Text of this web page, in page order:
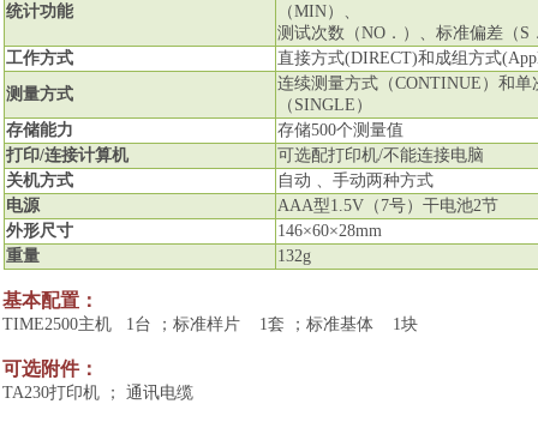
统计功能
（MIN）、
测试次数（NO ．）、标准偏差（ S
工作方式
直接方式(DIRECT)和成组方式
测量方式
连续测量方式（CONTINUE ）和单
（ SINGLE ）
存储能力
存储500个测量值
打印/连接计算机 可选配打印机/不能连接电脑
关机方式
自动 、手动两种方式
电源
AAA型1.5V （ 7号）干电池2节
外形尺寸
146×60×28mm
重量
132g
基本配置：
TIME2500主机 1 台 ；标准样片 1套 ；标准基体 1块
可选附件：
TA230打印机 ； 通讯电缆